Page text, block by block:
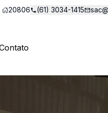
20806 (61) 3034-1415